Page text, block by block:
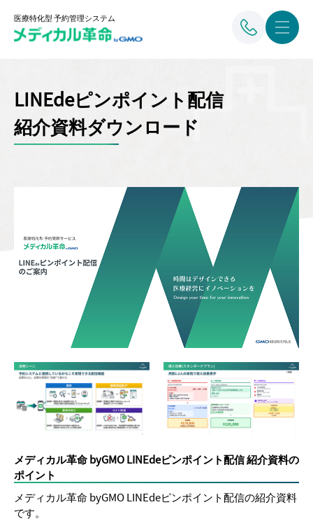
医療特化型 予約管理システム
LINEdeピンポイント配信
紹介資料ダウンロード
メディカル革命 byGMO LINEdeピンポイント配信 紹介資料の
ポイント
メディカル革命 byGMO LINEdeピンポイント配信の紹介資料
です。